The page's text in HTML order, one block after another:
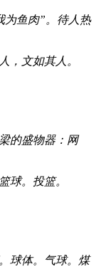
为鱼肉”。待人热
，文如其人。
的盛物器：网
球。投篮。
球体。气球。煤